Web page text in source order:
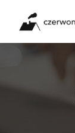
content